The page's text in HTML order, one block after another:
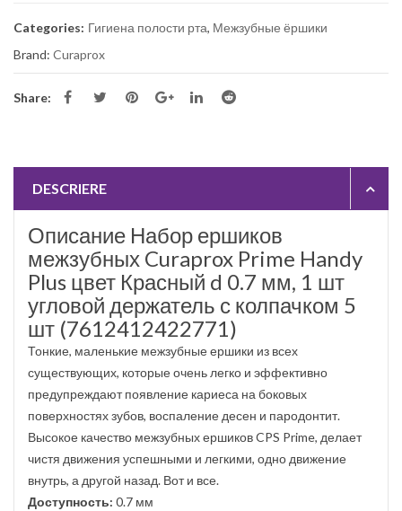
Categories: Гигиена полости рта, Межзубные ёршики
Brand: Curaprox
Share:
DESCRIERE
Описание Набор ершиков
межзубных Curaprox Prime Handy
Plus цвет Красный d 0.7 мм, 1 шт
угловой держатель с колпачком 5
шт (7612412422771)
Тонкие, маленькие межзубные ершики из всех
существующих, которые очень легко и эффективно
предупреждают появление кариеса на боковых
поверхностях зубов, воспаление десен и пародонтит.
Высокое качество межзубных ершиков CPS Prime, делает
чистя движения успешными и легкими, одно движение
внутрь, а другой назад. Вот и все.
Доступность: 0.7 мм